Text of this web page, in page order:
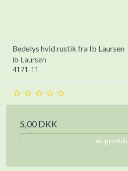
Bedelys hvid rustik fra Ib Laursen
Ib Laursen
4171-11
5,00 DKK
Vis produkt